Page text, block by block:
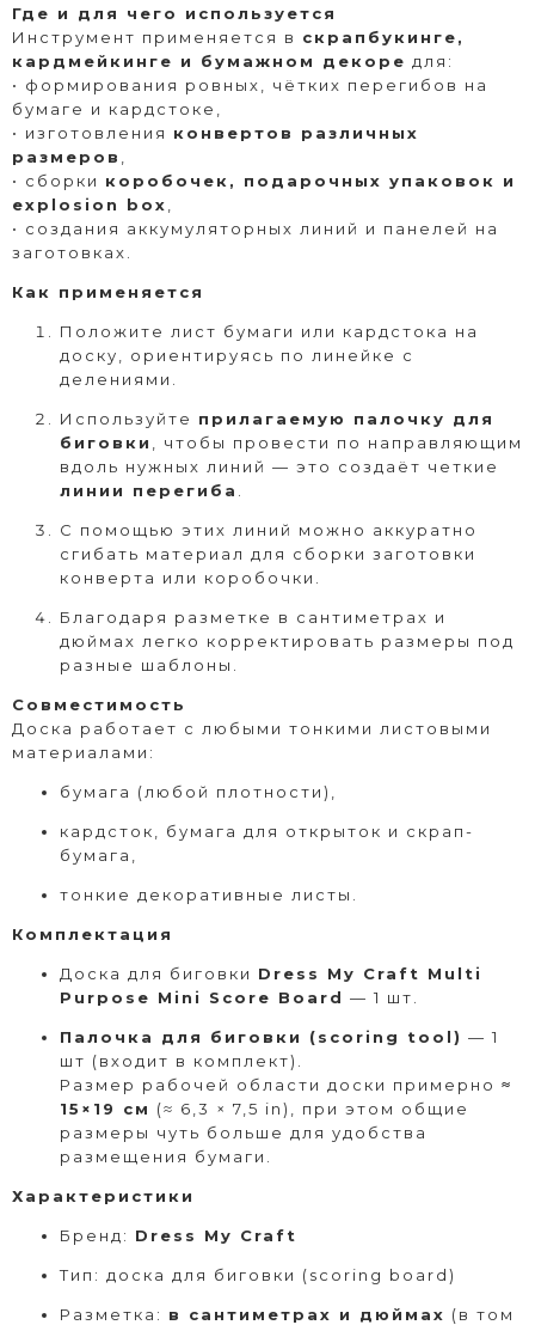
Где и для чего используется
Инструмент применяется в скрапбукинге,
кардмейкинге и бумажном декоре для:
• формирования ровных, чётких перегибов на
бумаге и кардстоке,
• изготовления конвертов различных
размеров
• сборки коробочек, подарочных упаковок и
explosion box
• создания аккумуляторных линий и панелей на
заготовках.
Как применяется
Положите лист бумаги или кардстока на
доску, ориентируясь по линейке с
делениями.
Используйте прилагаемую палочку для
биговки
, чтобы провести по направляющим
вдоль нужных линий — это создаёт четкие
линии перегиба
С помощью этих линий можно аккуратно
сгибать материал для сборки заготовки
конверта или коробочки.
Благодаря разметке в сантиметрах и
дюймах легко корректировать размеры под
разные шаблоны.
Совместимость
Доска работает с любыми тонкими листовыми
материалами:
бумага (любой плотности),
кардсток, бумага для открыток и скрап-
бумага,
тонкие декоративные листы.
Комплектация
Доска для биговки Dress My Craft Multi
Purpose Mini Score Board — 1 шт.
Палочка для биговки (scoring tool) — 1
шт (входит в комплект).
Размер рабочей области доски примерно ≈
15×19 см (≈ 6,3 × 7,5 in), при этом общие
размеры чуть больше для удобства
размещения бумаги.
Характеристики
Бренд: Dress My Craft
Тип: доска для биговки (scoring board)
Разметка: в сантиметрах и дюймах (в том